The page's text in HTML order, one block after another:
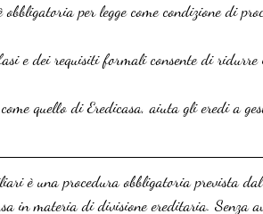
per legge come condizione di
e dei requisiti formali consente di
quello di Eredicasa, aiuta gli eredi a
è una procedura obbligatoria prevista
in materia di divisione ereditaria. Senza